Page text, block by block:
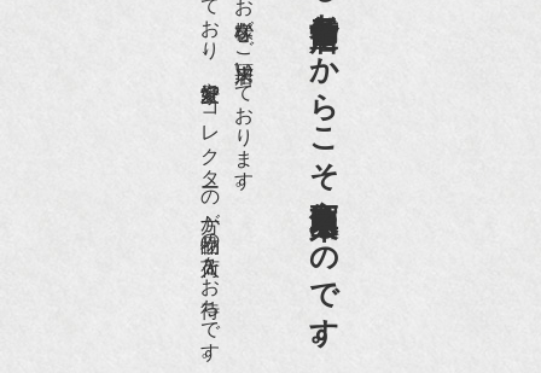
老舗骨董店だからこそ高価買取出来るのです。
愛好家やコレクターの方が品物の入荷をお待ちです。